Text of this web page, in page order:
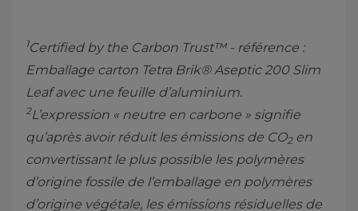
1Certified by the Carbon Trust™ - référence :
Emballage carton Tetra Brik® Aseptic 200 Slim
Leaf avec une feuille d’aluminium.
2L’expression « neutre en carbone » signifie
qu’après avoir réduit les émissions de CO2en
convertissant le plus possible les polymères
d’origine fossile de l’emballage en polymères
d’origine végétale, les émissions résiduelles de